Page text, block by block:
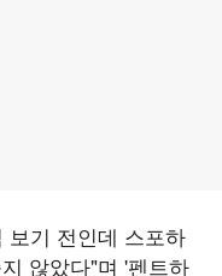
보기 전인데 스포하
않았다"며 '펜트하